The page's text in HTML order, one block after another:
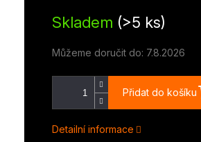
cena:
Skladem (>5 ks)
Můžeme doručit do: 7.8.2026
Přidat do košíku
Detailní informace